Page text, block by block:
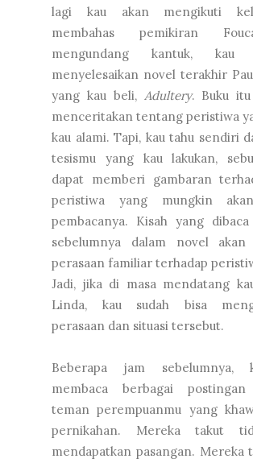
lagi kau akan mengikuti
membahas pemikiran
mengundang kantuk, kau
menyelesaikan novel terakhir
yang kau beli, Adultery. Buku
menceritakan tentang peristiwa
kau alami. Tapi, kau tahu sendiri
tesismu yang kau lakukan,
dapat memberi gambaran
peristiwa yang mungkin
pembacanya. Kisah yang
sebelumnya dalam novel akan
perasaan familiar terhadap
Jadi, jika di masa mendatang
Linda, kau sudah bisa
perasaan dan situasi tersebut.
Beberapa jam sebelumnya,
membaca berbagai postingan
teman perempuanmu yang
pernikahan. Mereka takut
mendapatkan pasangan. Mereka